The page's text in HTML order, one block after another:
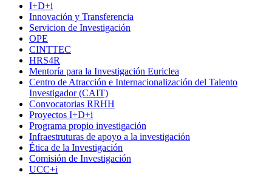
I+D+i
Innovación y Transferencia
Servicion de Investigación
OPE
CINTTEC
HRS4R
Mentoría para la Investigación Euriclea
Centro de Atracción e Internacionalización del Talento
Investigador (CAIT)
Convocatorias RRHH
Proyectos I+D+i
Programa propio investigación
Infraestruturas de apoyo a la investigación
Ética de la Investigación
Comisión de Investigación
UCC+i